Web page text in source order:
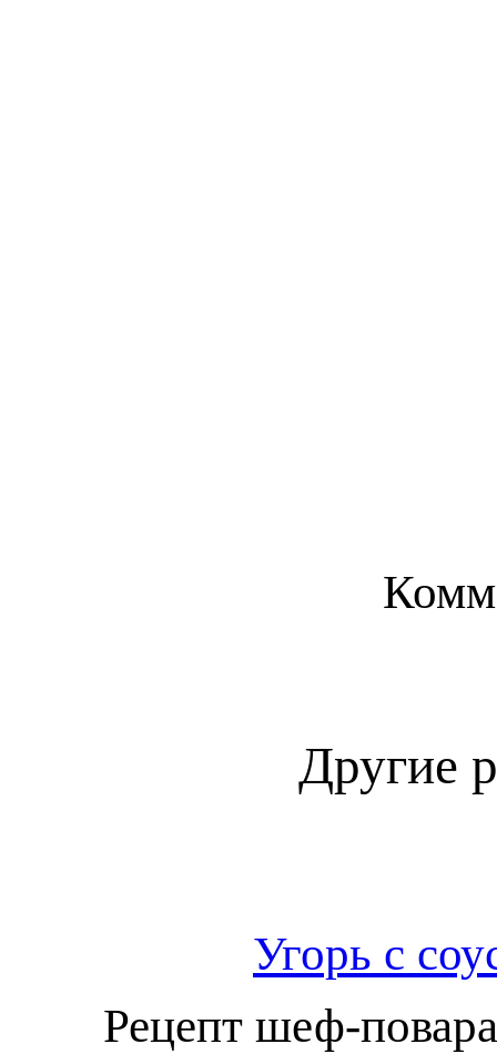
Другие
Угорь с
Рецепт шеф-